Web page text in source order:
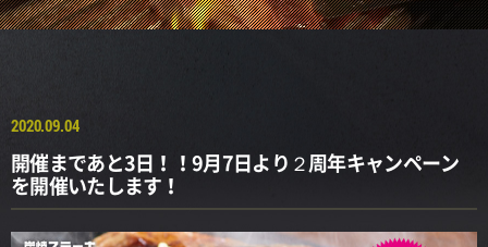
2020.09.04
開催まであと3日！！9月7日より２周年キャンペーン
を開催いたします！